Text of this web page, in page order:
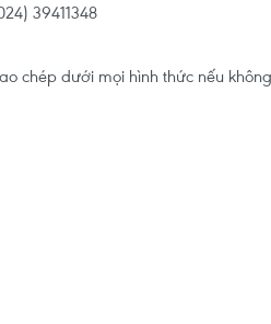
39411348
chép dưới mọi hình thức nếu